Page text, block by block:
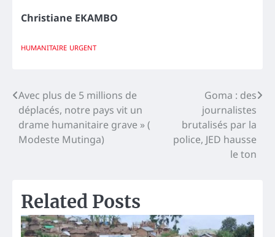
Christiane EKAMBO
HUMANITAIRE URGENT
Navigation
de
l’article
Avec plus de 5 millions de
déplacés, notre pays vit un
drame humanitaire grave » (
Modeste Mutinga)
Goma : des
journalistes
brutalisés par la
police, JED hausse
le ton
Related Posts